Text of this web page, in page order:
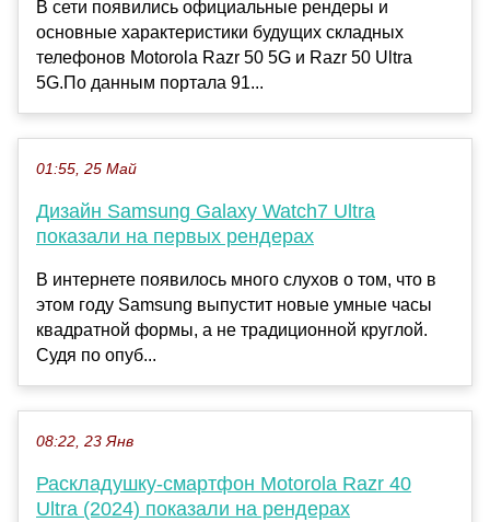
В сети появились официальные рендеры и
основные характеристики будущих складных
телефонов Motorola Razr 50 5G и Razr 50 Ultra
5G.По данным портала 91...
01:55, 25 Май
Дизайн Samsung Galaxy Watch7 Ultra
показали на первых рендерах
В интернете появилось много слухов о том, что в
этом году Samsung выпустит новые умные часы
квадратной формы, а не традиционной круглой.
Судя по опуб...
08:22, 23 Янв
Раскладушку-смартфон Motorola Razr 40
Ultra (2024) показали на рендерах